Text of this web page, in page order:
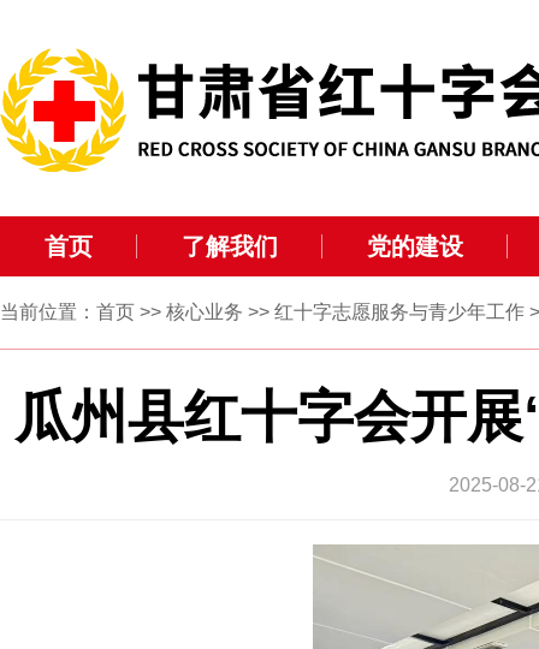
首页 了解我们 党的建设
当前位置： 首页 >> 核心业务 >> 红十字志愿服务与青少年工作
瓜州县红十字会开
2025-08-